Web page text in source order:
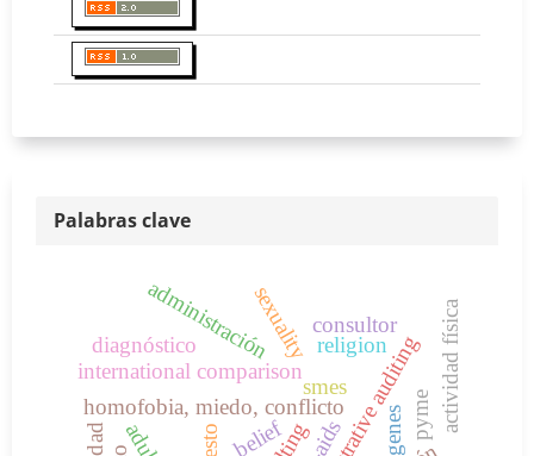
Palabras clave
homofobia, miedo, conflicto
international comparison
smes
religion
belief
sexuality actividad física
genes
diagnósticoadministración consultor
pyme